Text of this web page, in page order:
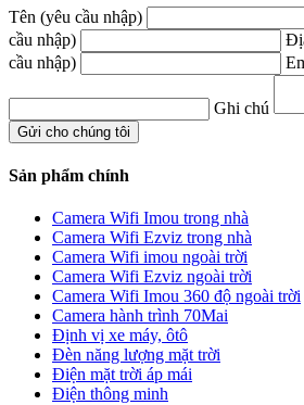
Tên (yêu cầu nhập)
cầu nhập)
cầu nhập)
Ghi chú
Sản phẩm chính
Camera Wifi Imou trong nhà
Camera Wifi Ezviz trong nhà
Camera Wifi imou ngoài trời
Camera Wifi Ezviz ngoài trời
Camera Wifi Imou 360 độ ngoài trời
Camera hành trình 70Mai
Định vị xe máy, ôtô
Đèn năng lượng mặt trời
Điện mặt trời áp mái
Điện thông minh